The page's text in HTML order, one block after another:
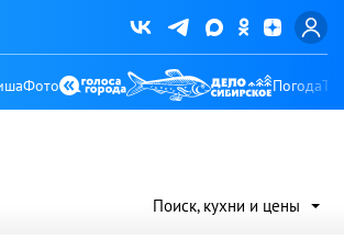
Фото Погода
Поиск, кухни и цены